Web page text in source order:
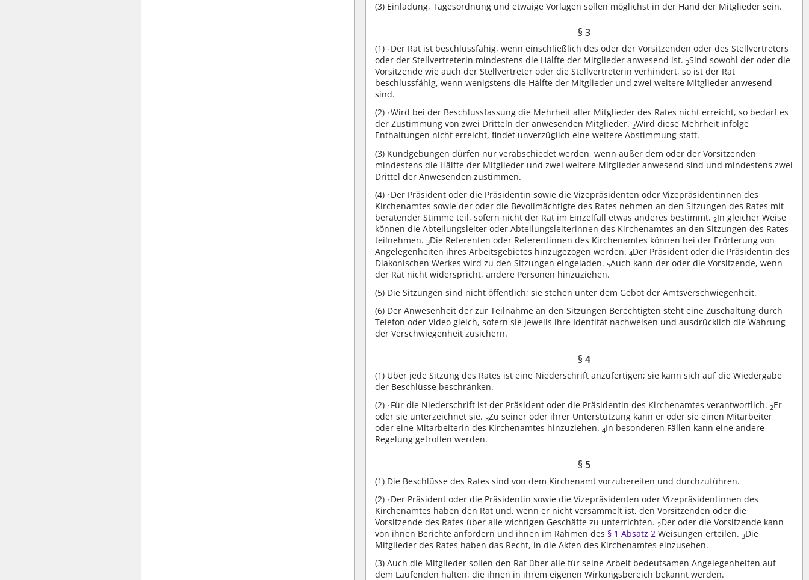
(3) Einladung, Tagesordnung und etwaige Vorlagen sollen möglichst in der Hand der Mitglieder sein.
§ 3
(1) 1 Der Rat ist beschlussfähig, wenn einschließlich des oder der Vorsitzenden oder des Stellvertreters
oder der Stellvertreterin mindestens die Hälfte der Mitglieder anwesend ist. 2Sind sowohl der oder die
Vorsitzende wie auch der Stellvertreter oder die Stellvertreterin verhindert, so ist der Rat
beschlussfähig, wenn wenigstens die Hälfte der Mitglieder und zwei weitere Mitglieder anwesend
sind.
(2) 1Wird bei der Beschlussfassung die Mehrheit aller Mitglieder des Rates nicht erreicht, so bedarf es
der Zustimmung von zwei Dritteln der anwesenden Mitglieder. 2Wird diese Mehrheit infolge
Enthaltungen nicht erreicht, findet unverzüglich eine weitere Abstimmung statt.
(3) Kundgebungen dürfen nur verabschiedet werden, wenn außer dem oder der Vorsitzenden
mindestens die Hälfte der Mitglieder und zwei weitere Mitglieder anwesend sind und mindestens zwei
Drittel der Anwesenden zustimmen.
(4) 1 Der Präsident oder die Präsidentin sowie die Vizepräsidenten oder Vizepräsidentinnen des
Kirchenamtes sowie der oder die Bevollmächtigte des Rates nehmen an den Sitzungen des Rates mit
beratender Stimme teil, sofern nicht der Rat im Einzelfall etwas anderes bestimmt. 2In gleicher Weise
können die Abteilungsleiter oder Abteilungsleiterinnen des Kirchenamtes an den Sitzungen des Rates
teilnehmen.3Die Referenten oder Referentinnen des Kirchenamtes können bei der Erörterung von
Angelegenheiten ihres Arbeitsgebietes hinzugezogen werden.4Der Präsident oder die Präsidentin des
Diakonischen Werkes wird zu den Sitzungen eingeladen. 5Auch kann der oder die Vorsitzende, wenn
der Rat nicht widerspricht, andere Personen hinzuziehen.
(5) Die Sitzungen sind nicht öffentlich; sie stehen unter dem Gebot der Amtsverschwiegenheit.
(6) Der Anwesenheit der zur Teilnahme an den Sitzungen Berechtigten steht eine Zuschaltung durch
Telefon oder Video gleich, sofern sie jeweils ihre Identität nachweisen und ausdrücklich die Wahrung
der Verschwiegenheit zusichern.
§ 4
(1) Über jede Sitzung des Rates ist eine Niederschrift anzufertigen; sie kann sich auf die Wiedergabe
der Beschlüsse beschränken.
(2) 1 Für die Niederschrift ist der Präsident oder die Präsidentin des Kirchenamtes verantwortlich. 2Er
oder sie unterzeichnet sie.3Zu seiner oder ihrer Unterstützung kann er oder sie einen Mitarbeiter
oder eine Mitarbeiterin des Kirchenamtes hinzuziehen.4In besonderen Fällen kann eine andere
Regelung getroffen werden.
§ 5
(1) Die Beschlüsse des Rates sind von dem Kirchenamt vorzubereiten und durchzuführen.
(2) 1 Der Präsident oder die Präsidentin sowie die Vizepräsidenten oder Vizepräsidentinnen des
Kirchenamtes haben den Rat und, wenn er nicht versammelt ist, den Vorsitzenden oder die
Vorsitzende des Rates über alle wichtigen Geschäfte zu unterrichten. 2Der oder die Vorsitzende kann
von ihnen Berichte anfordern und ihnen im Rahmen des § 1 Absatz 2 Weisungen erteilen.3Die
Mitglieder des Rates haben das Recht, in die Akten des Kirchenamtes einzusehen.
(3) Auch die Mitglieder sollen den Rat über alle für seine Arbeit bedeutsamen Angelegenheiten auf
dem Laufenden halten, die ihnen in ihrem eigenen Wirkungsbereich bekannt werden.